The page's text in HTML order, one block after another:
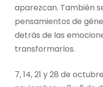
aparezcan. También
pensamientos de
detrás de las
transformarlos.
7, 14, 21 y 28 de